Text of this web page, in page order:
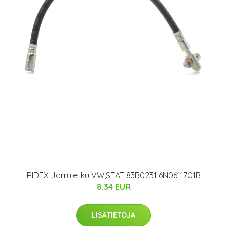
RIDEX Jarruletku VW,SEAT 83B0231 6N0611701B
8.34 EUR
LISÄTIETOJA